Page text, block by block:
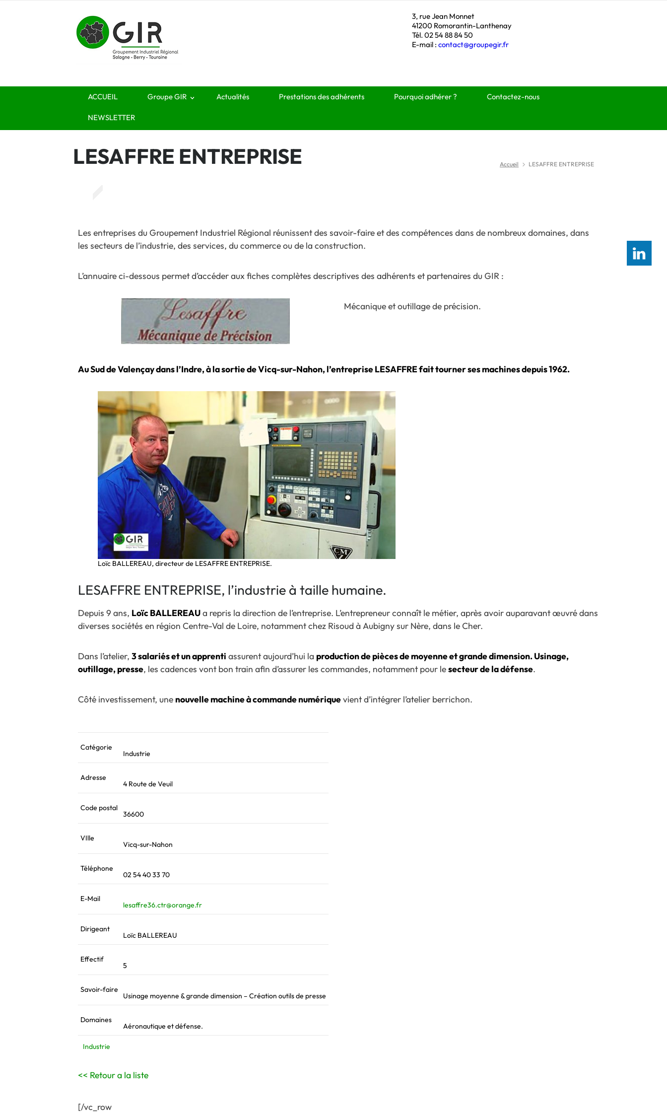
3, rue Jean Monnet
41200 Romorantin-Lanthenay
Tél. 02 54 88 84 50
E-mail : contact@groupegir.fr
ACCUEIL Groupe GIR Actualités Prestations des adhérents Pourquoi adhérer ? Contactez-nous
NEWSLETTER
LESAFFRE ENTREPRISE Accueil LESAFFRE ENTREPRISE
Les entreprises du Groupement Industriel Régional réunissent des savoir-faire et des compétences dans de nombreux domaines, dans
les secteurs de l’industrie, des services, du commerce ou de la construction.
L’annuaire ci-dessous permet d’accéder aux fiches complètes descriptives des adhérents et partenaires du GIR :
Mécanique et outillage de précision.
Au Sud de Valençay dans l’Indre, à la sortie de Vicq-sur-Nahon, l’entreprise LESAFFRE fait tourner ses machines depuis 1962.
Loïc BALLEREAU, directeur de LESAFFRE ENTREPRISE.
LESAFFRE ENTREPRISE, l’industrie à taille humaine.
Depuis 9 ans, Loïc BALLEREAUa repris la direction de l’entreprise. L’entrepreneur connaît le métier, après avoir auparavant œuvré dans
diverses sociétés en région Centre-Val de Loire, notamment chez Risoud à Aubigny sur Nère, dans le Cher.
Dans l’atelier, 3 salariés et un apprenti assurent aujourd’hui la production de pièces de moyenne et grande dimension. Usinage,
outillage, presse, les cadences vont bon train afin d’assurer les commandes, notamment pour lesecteur de la défense.
Côté investissement, une nouvelle machine à commande numériquevient d’intégrer l’atelier berrichon.
Catégorie
Industrie
Adresse
4 Route de Veuil
Code postal
36600
VIlle
Vicq-sur-Nahon
Téléphone
02 54 40 33 70
E-Mail
lesaffre36.ctr@orange.fr
Dirigeant
Loïc BALLEREAU
Effectif
5
Savoir-faire
Usinage moyenne & grande dimension – Création outils de presse
Domaines
Aéronautique et défense.
Industrie
<< Retour a la liste
[/vc_row